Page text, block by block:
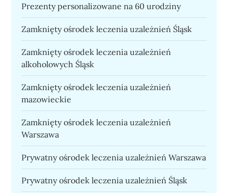
Prezenty personalizowane na 60 urodziny
Zamknięty ośrodek leczenia uzależnień Śląsk
Zamknięty ośrodek leczenia uzależnień
alkoholowych Śląsk
Zamknięty ośrodek leczenia uzależnień
mazowieckie
Zamknięty ośrodek leczenia uzależnień
Warszawa
Prywatny ośrodek leczenia uzależnień Warszawa
Prywatny ośrodek leczenia uzależnień Śląsk